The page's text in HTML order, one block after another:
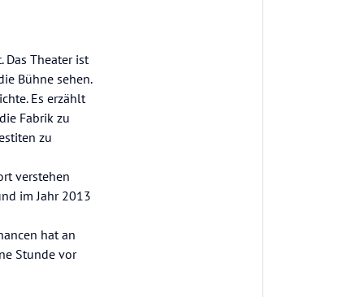
Das Theater ist
Bühne sehen.
Es erzählt
Fabrik zu
zu
verstehen
im Jahr 2013
hat an
Stunde vor